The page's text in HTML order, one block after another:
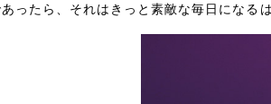
ったら、それはきっと素敵な毎日になるは